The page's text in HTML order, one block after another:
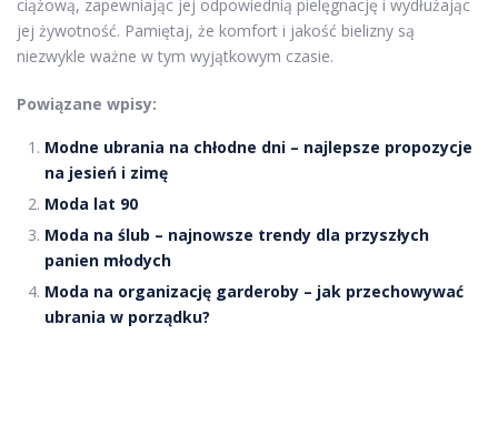
ciążową, zapewniając jej odpowiednią pielęgnację i wydłużając
jej żywotność. Pamiętaj, że komfort i jakość bielizny są
niezwykle ważne w tym wyjątkowym czasie.
Powiązane wpisy:
Modne ubrania na chłodne dni – najlepsze propozycje
na jesień i zimę
Moda lat 90
Moda na ślub – najnowsze trendy dla przyszłych
panien młodych
Moda na organizację garderoby – jak przechowywać
ubrania w porządku?